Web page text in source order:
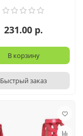
231.00 р.
В корзину
Быстрый заказ